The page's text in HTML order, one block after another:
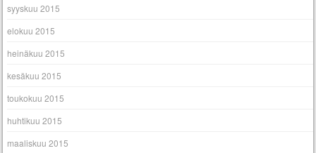
syyskuu 2015
elokuu 2015
heinäkuu 2015
kesäkuu 2015
toukokuu 2015
huhtikuu 2015
maaliskuu 2015